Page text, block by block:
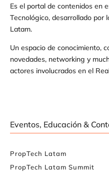
Es el portal de contenidos en
Tecnológico, desarrollado por
Latam.
Un espacio de conocimiento,
novedades, networking y
actores involucrados en el
Eventos, Educación &
PropTech Latam
PropTech Latam Summit